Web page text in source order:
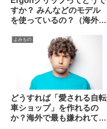
すか？ みんなどのモデル
を使っているの？（海外掲
よみもの
どうすれば「愛される自転
車ショップ」を作れるの
か？海外で最も嫌われてい